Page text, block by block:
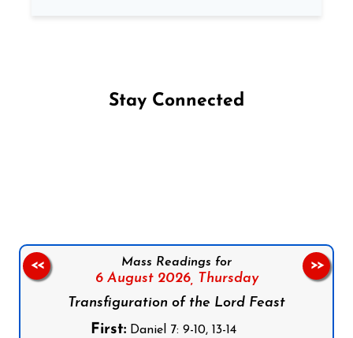
Stay Connected
Mass Readings for
6 August 2026, Thursday
Transfiguration of the Lord Feast
First:Daniel 7: 9-10, 13-14
<< >>